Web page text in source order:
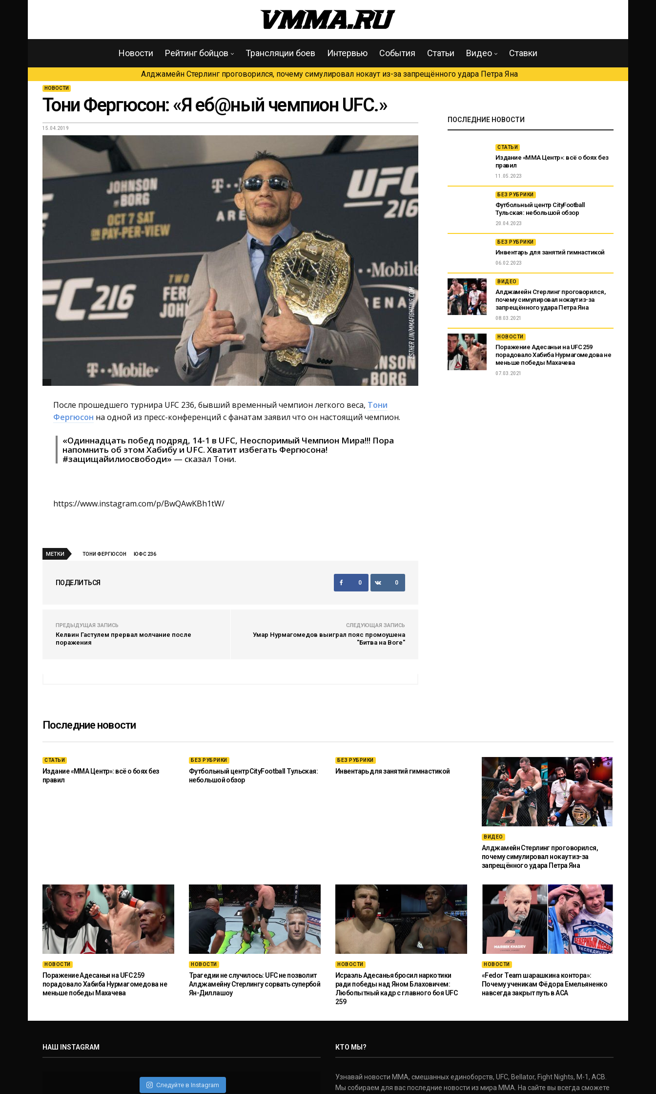
Новости Рейтинг бойцов Трансляции боев Интервью События Статьи Видео Ставки
Алджамейн Стерлинг проговорился, почему симулировал нокаут из-за запрещённого удара Петра Яна
НОВОСТИ
Тони Фергюсон: «Я еб@ный чемпион UFC.»
15.04.2019
После прошедшего турнира UFC 236, бывший временный чемпион легкого веса, Тони
Фергюсон на одной из пресс-конференций с фанатам заявил что он настоящий чемпион.
«Одиннадцать побед подряд, 14-1 в UFC, Неоспоримый Чемпион Мира!!! Пора
напомнить об этом Хабибу и UFC. Хватит избегать Фергюсона!
#защищайилиосвободи» — сказал Тони.
https://www.instagram.com/p/BwQAwKBh1tW/
МЕТКИ ТОНИ ФЕРГЮСОН ЮФС 236
ПОДЕЛИТЬСЯ 0 0
ПРЕДЫДУЩАЯ ЗАПИСЬ
Келвин Гастулем прервал молчание после
поражения
СЛЕДУЮЩАЯ ЗАПИСЬ
Умар Нурмагомедов выиграл пояс промоушена
"Битва на Воге"
ПОСЛЕДНИЕ НОВОСТИ
СТАТЬИ
Издание «ММА Центр»: всё о боях без
правил
11.05.2023
БЕЗ РУБРИКИ
Футбольный центр CityFootball
Тульская: небольшой обзор
20.04.2023
БЕЗ РУБРИКИ
Инвентарь для занятий гимнастикой
06.02.2023
ВИДЕО
Алджамейн Стерлинг проговорился,
почему симулировал нокаут из-за
запрещённого удара Петра Яна
08.03.2021
НОВОСТИ
Поражение Адесаньи на UFC 259
порадовало Хабиба Нурмагомедова не
меньше победы Махачева
07.03.2021
Последние новости
СТАТЬИ
Издание «ММА Центр»: всё о боях без
правил
БЕЗ РУБРИКИ
Футбольный центр CityFootball Тульская:
небольшой обзор
БЕЗ РУБРИКИ
Инвентарь для занятий гимнастикой
ВИДЕО
Алджамейн Стерлинг проговорился,
почему симулировал нокаут из-за
запрещённого удара Петра Яна
НОВОСТИ
Поражение Адесаньи на UFC 259
порадовало Хабиба Нурмагомедова не
меньше победы Махачева
НОВОСТИ
Трагедии не случилось: UFC не позволит
Алджамейну Стерлингу сорвать супербой
Ян-Диллашоу
НОВОСТИ
Исраэль Адесанья бросил наркотики
ради победы над Яном Блаховичем:
Любопытный кадр с главного боя UFC
259
НОВОСТИ
«Fedor Team шарашкина контора»:
Почему ученикам Фёдора Емельяненко
навсегда закрыт путь в ACA
НАШ INSTAGRAM
Следуйте в Instagram
КТО МЫ?
Узнавай новости ММА, смешанных единоборств, UFC, Bellator, Fight Nights, M-1, ACB.
Мы собираем для вас последние новости из мира ММА. На сайте вы всегда сможете